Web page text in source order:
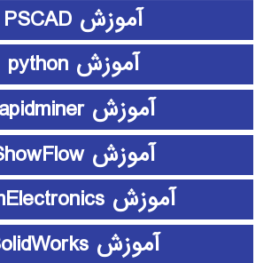
آموزش PSCAD
آموزش python
آموزش rapidminer
آموزش ShowFlow
آموزش SimElectronics
آموزش SolidWorks